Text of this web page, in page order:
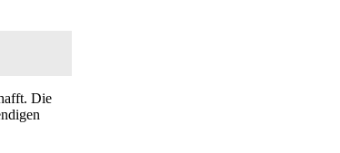
Die